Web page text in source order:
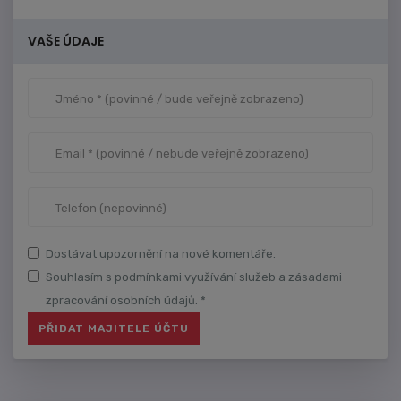
VAŠE ÚDAJE
Dostávat upozornění na nové komentáře.
Souhlasím s podmínkami využívání služeb a zásadami
zpracování osobních údajů. *